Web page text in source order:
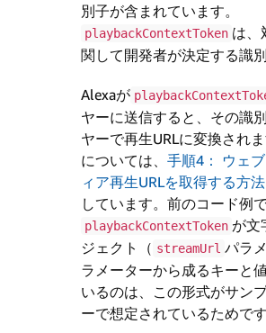
別子が含まれています。
playbackContextToken は、
関して開発者が決定する識別
Alexaが
ヤーに送信すると、その識
ヤーで再生URLに変換され
については、 手順4： ウェ
ィア再生URLを取得する方
しています。前のコード例で
playbackContextToken が文
ジェクト（ streamUrl パラ
ラメーターから成るキーと
いるのは、この形式がサン
ーで想定されているためです